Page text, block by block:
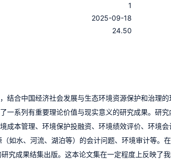
1
2025-09-18
24.50
结合中国经济社会发展与生态环境资源保护和治理的
一系列有重要理论价值与现实意义的研究成果。研究
成本管理、环境保护投融资、环境绩效评价、环境会
如水、河流、湖泊等）的会计问题、环境审计等。
究成果结集出版。这本论文集在一定程度上反映了